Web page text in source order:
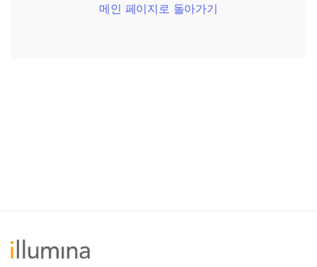
메인 페이지로 돌아가기